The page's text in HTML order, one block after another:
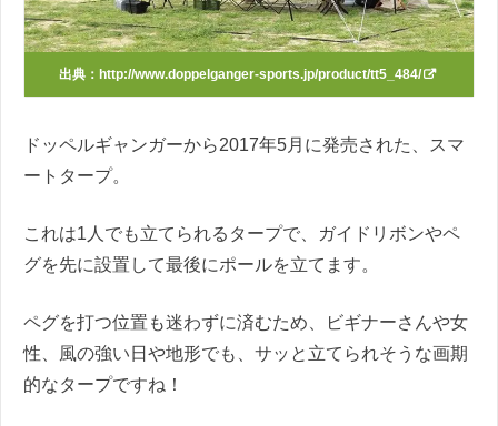
出典： http://www.doppelganger-sports.jp/product/tt5_484/
ドッペルギャンガーから2017年5月に発売された、スマ
ートタープ。
これは1人でも立てられるタープで、ガイドリボンやペ
グを先に設置して最後にポールを立てます。
ペグを打つ位置も迷わずに済むため、ビギナーさんや女
性、風の強い日や地形でも、サッと立てられそうな画期
的なタープですね！